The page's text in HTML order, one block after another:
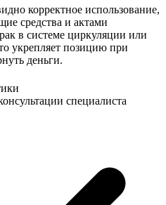
корректное использование,
средства и актами
в системе циркуляции или
укрепляет позицию при
деньги.
специалиста